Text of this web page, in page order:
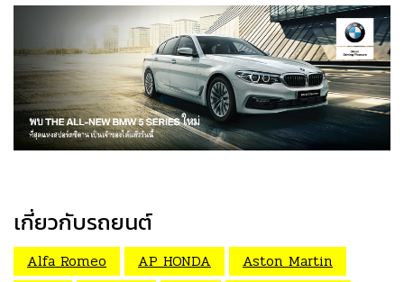
เกี่ยวกับรถยนต์
Alfa Romeo AP HONDA
Aston Martin